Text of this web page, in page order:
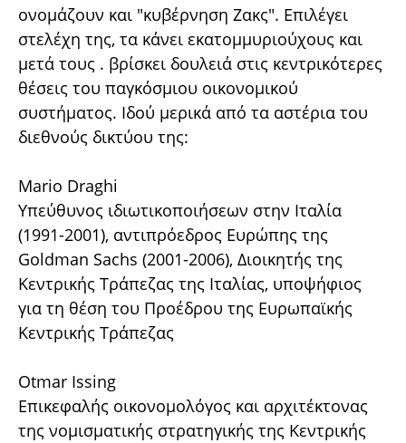
ονομάζουν και "κυβέρνηση Ζακς". Επιλέγει
στελέχη της, τα κάνει εκατομμυριούχους και
μετά τους . βρίσκει δουλειά στις κεντρικότερες
θέσεις του παγκόσμιου οικονομικού
συστήματος. Ιδού μερικά από τα αστέρια του
διεθνούς δικτύου της:
Mario Draghi
Υπεύθυνος ιδιωτικοποιήσεων στην Ιταλία
(1991-2001), αντιπρόεδρος Ευρώπης της
Goldman Sachs (2001-2006), Διοικητής της
Κεντρικής Τράπεζας της Ιταλίας, υποψήφιος
για τη θέση του Προέδρου της Ευρωπαϊκής
Κεντρικής Τράπεζας
Otmar Issing
Επικεφαλής οικονομολόγος και αρχιτέκτονας
της νομισματικής στρατηγικής της Κεντρικής